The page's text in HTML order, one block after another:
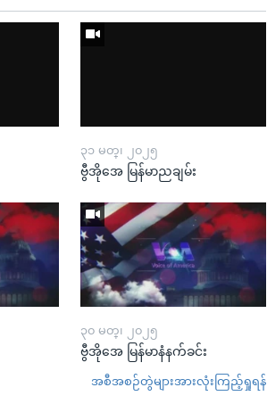
၃၁ မတ္၊ ၂၀၂၅
ဗွီအိုအေ မြန်မာညချမ်း
၃၀ မတ္၊ ၂၀၂၅
ဗွီအိုအေ မြန်မာနံနက်ခင်း
အစီအစဉ်တွဲများအားလုံးကြည့်ရှုရန်